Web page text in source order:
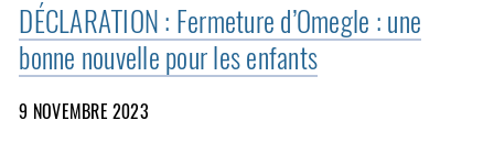
DÉCLARATION : Fermeture d’Omegle : une
bonne nouvelle pour les enfants
9 NOVEMBRE 2023